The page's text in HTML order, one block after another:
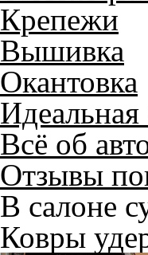
Крепежи
Вышивка
Окантовка
Всё об
Отзывы
В салоне
Ковры